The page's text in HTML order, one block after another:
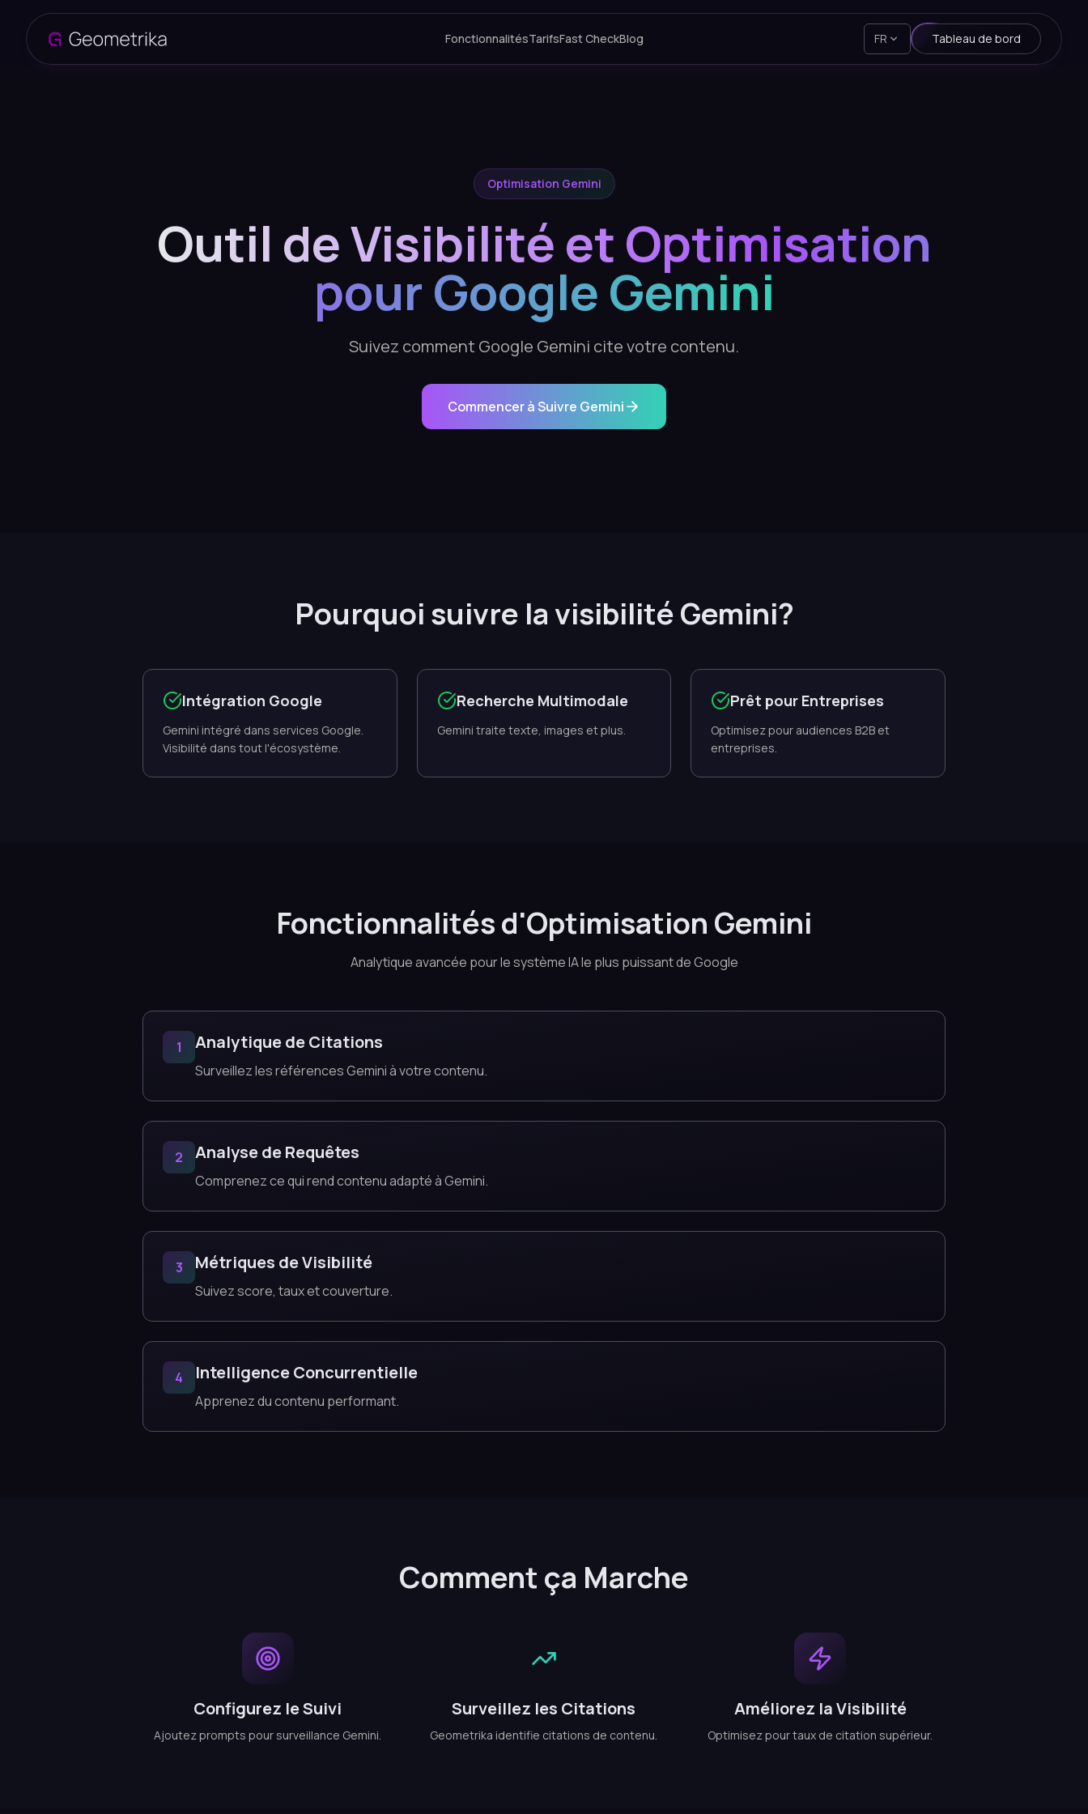
FonctionnalitésTarifsFast CheckBlog FR Tableau de bord
Optimisation Gemini
Outil de Visibilité et Optimisation
pour Google Gemini
Suivez comment Google Gemini cite votre contenu.
Commencer à Suivre Gemini
Pourquoi suivre la visibilité Gemini?
Intégration Google
Gemini intégré dans services Google.
Visibilité dans tout l'écosystème.
Recherche Multimodale
Gemini traite texte, images et plus.
Prêt pour Entreprises
Optimisez pour audiences B2B et
entreprises.
Fonctionnalités d'Optimisation Gemini
Analytique avancée pour le système IA le plus puissant de Google
1 Analytique de Citations
Surveillez les références Gemini à votre contenu.
2 Analyse de Requêtes
Comprenez ce qui rend contenu adapté à Gemini.
3 Métriques de Visibilité
Suivez score, taux et couverture.
4 Intelligence Concurrentielle
Apprenez du contenu performant.
Comment ça Marche
Configurez le Suivi
Ajoutez prompts pour surveillance Gemini.
Surveillez les Citations
Geometrika identifie citations de contenu.
Améliorez la Visibilité
Optimisez pour taux de citation supérieur.